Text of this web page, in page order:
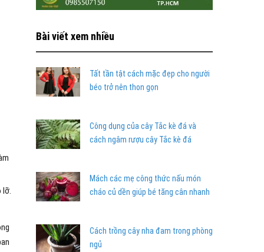
lỡ.
Bài viết xem nhiều
Tất tần tật cách mặc đẹp cho người
béo trở nên thon gọn
Công dụng của cây Tắc kè đá và
cách ngâm rượu cây Tắc kè đá
Mách các mẹ công thức nấu món
cháo củ dền giúp bé tăng cân nhanh
Cách trồng cây nha đam trong phòng
ngủ